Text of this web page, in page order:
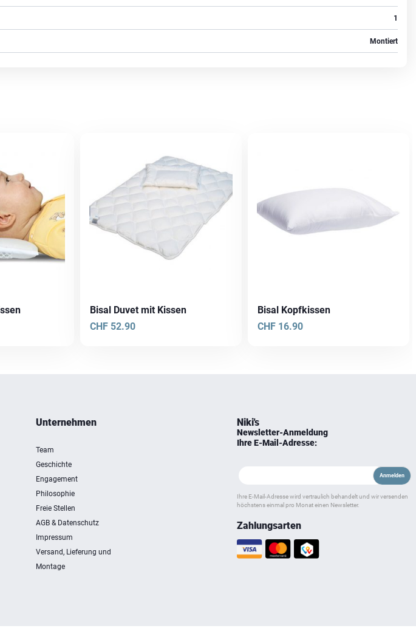
1
Montiert
Bisal Duvet mit Kissen
CHF 52.90
Bisal Kopfkissen
CHF 16.90
Unternehmen
Team
Geschichte
Engagement
Philosophie
Freie Stellen
AGB & Datenschutz
Impressum
Versand, Lieferung und
Montage
Niki's
Newsletter-Anmeldung
Ihre E-Mail-Adresse:
Ihre E-Mail-Adresse wird vertraulich behandelt und wir versenden
höchstens einmal pro Monat einen Newsletter.
Zahlungsarten